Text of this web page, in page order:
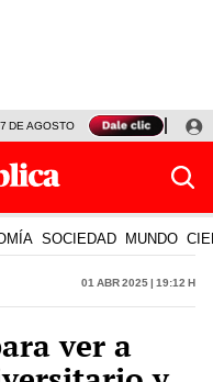
7 DE AGOSTO TINKA RESULTADOS
SOCIEDAD MUNDO
01 Abr 2025 | 19:12 h
ver a